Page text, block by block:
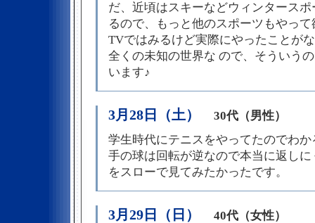
だ、近頃はスキーなどウィンタース
るので、もっと他のスポーツもやっ
TVではみるけど実際にやったことが
全くの未知の世界な ので、そういう
います♪
3月28日（土） 30代（男性）
学生時代にテニスをやってたのでわ
手の球は回転が逆なので本当に返し
をスローで見てみたかったです。
3月29日（日） 40代（女性）